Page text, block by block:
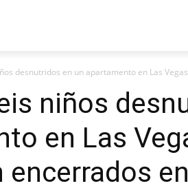
desnutridos en un apartamento en Las
niños
en Las